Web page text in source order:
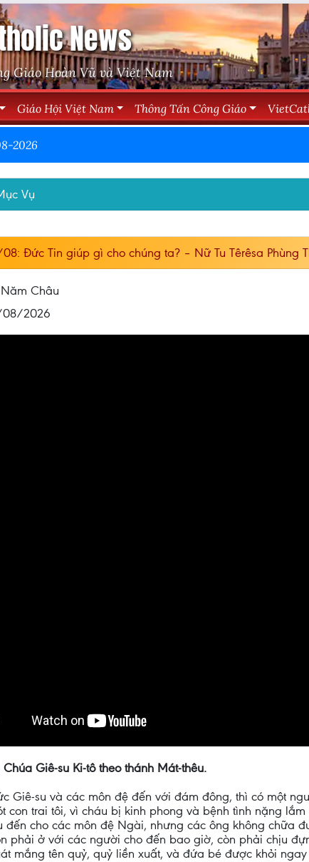
News
Giáo Hoàn Vũ và Việt Nam
Giáo Hội Việt Nam Thông Tấn Công Giáo
2026
Vụ
Đức Tin giúp gì cho chúng ta? – Nữ Tu Têrêsa Phùng
Châu
08/2026
Giê-su Ki-tô theo thánh Mát-thêu.
Giê-su và các môn đệ đến với đám đông, thì có một
con trai tôi, vì cháu bị kinh phong và bệnh tình nặng
đến cho các môn đệ Ngài, nhưng các ông không chữa
phải ở với các người cho đến bao giờ, còn phải chịu
mắng tên quỷ, quỷ liền xuất, và đứa bé được khỏi